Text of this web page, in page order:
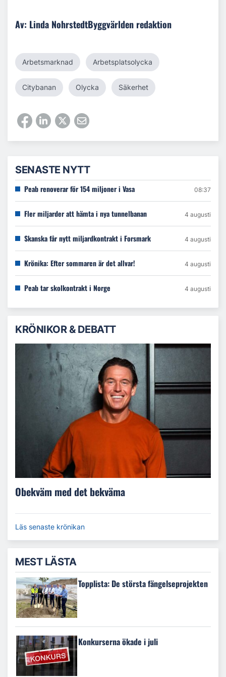
Av: Linda NohrstedtByggvärlden redaktion
Arbetsmarknad Arbetsplatsolycka
Citybanan Olycka Säkerhet
SENASTE NYTT
Peab renoverar för 154 miljoner i Vasa 08:37
Fler miljarder att hämta i nya tunnelbanan 4 augusti
Skanska får nytt miljardkontrakt i Forsmark 4 augusti
Krönika: Efter sommaren är det allvar! 4 augusti
Peab tar skolkontrakt i Norge 4 augusti
KRÖNIKOR & DEBATT
Obekväm med det bekväma
Läs senaste krönikan
MEST LÄSTA
Topplista: De största fängelseprojekten
Konkurserna ökade i juli